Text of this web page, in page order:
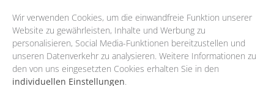
Wir verwenden Cookies, um die einwandfreie Funktion unserer
Website zu gewährleisten, Inhalte und Werbung zu
personalisieren, Social Media-Funktionen bereitzustellen und
unseren Datenverkehr zu analysieren. Weitere Informationen zu
den von uns eingesetzten Cookies erhalten Sie in den
individuellen Einstellungen.